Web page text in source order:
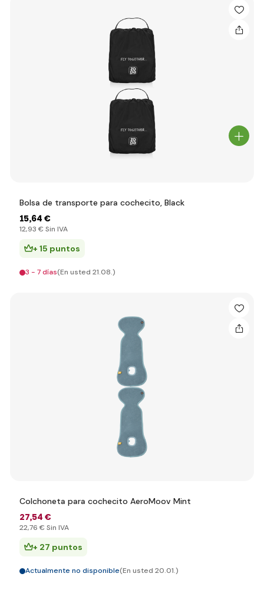
Bolsa de transporte para cochecito, Black
15,64 €
12,93 € Sin IVA
+ 15 puntos
3 - 7 días(En usted 21.08.)
Colchoneta para cochecito AeroMoov Mint
27,54 €
22,76 € Sin IVA
+ 27 puntos
Actualmente no disponible(En usted 20.01.)